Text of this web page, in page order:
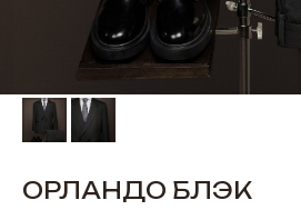
ОРЛАНДО БЛЭК